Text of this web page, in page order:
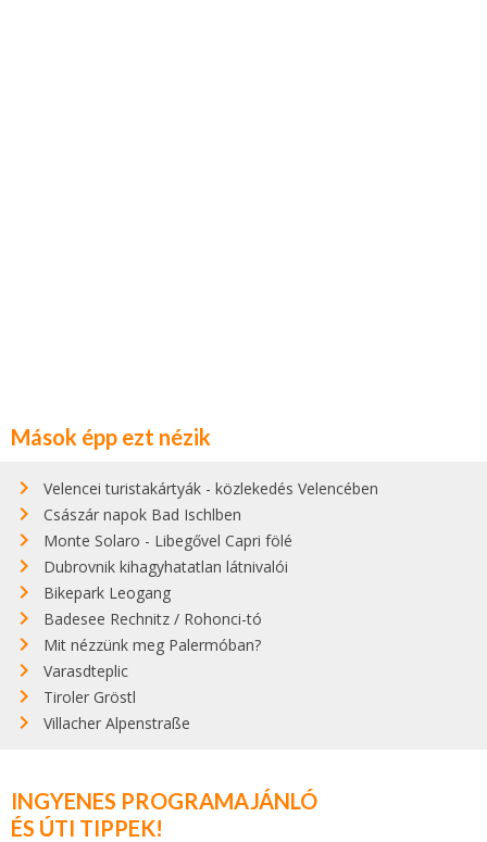
Mások épp ezt nézik
Velencei turistakártyák - közlekedés Velencében
Császár napok Bad Ischlben
Monte Solaro - Libegővel Capri fölé
Dubrovnik kihagyhatatlan látnivalói
Bikepark Leogang
Badesee Rechnitz / Rohonci-tó
Mit nézzünk meg Palermóban?
Varasdteplic
Tiroler Gröstl
Villacher Alpenstraße
INGYENES PROGRAMAJÁNLÓ
ÉS ÚTI TIPPEK!